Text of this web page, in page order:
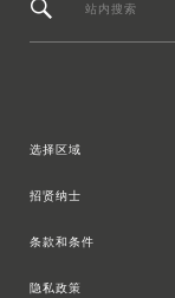
站内搜索
选择区域
招贤纳士
条款和条件
隐私政策